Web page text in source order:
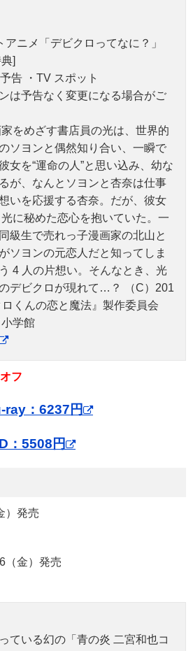
ニメ「デビクロってなに？」
]
告 ・TV スポット
は予告なく変更になる場合がご
をめざす書店員の光は、世界的
ソヨンと偶然知り合い、一瞬で
女を“運命の人”と思い込み、幼な
が、なんとソヨンと杏奈は仕事
いを応援する杏奈。だが、彼女
に秘めた恋心を抱いていた。一
級生で売れっ子漫画家の北山と
ソヨンの元恋人だと知ってしま
4 人の片想い。そんなとき、光
デビクロが現れて…？ （C）201
くんの恋と魔法』製作委員会
小学館
フ
：6237円
：5508円
）発売
（金）発売
ている幻の「青の炎 二宮和也コ